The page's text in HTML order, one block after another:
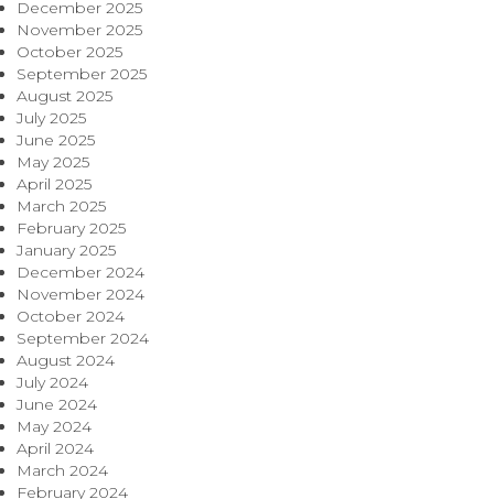
December 2025
November 2025
October 2025
September 2025
August 2025
July 2025
June 2025
May 2025
April 2025
March 2025
February 2025
January 2025
December 2024
November 2024
October 2024
September 2024
August 2024
July 2024
June 2024
May 2024
April 2024
March 2024
February 2024